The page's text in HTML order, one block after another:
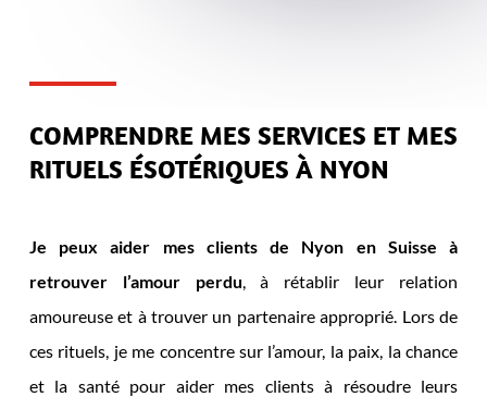
COMPRENDRE MES SERVICES ET MES
RITUELS ÉSOTÉRIQUES À NYON
Je peux aider mes clients de Nyon en Suisse à
retrouver l’amour perdu , à rétablir leur relation
amoureuse et à trouver un partenaire approprié. Lors de
ces rituels, je me concentre sur l’amour, la paix, la chance
et la santé pour aider mes clients à résoudre leurs